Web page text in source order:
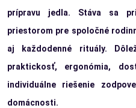
prípravu jedla. Stáva sa
priestorom pre spoločné
aj každodenné rituály.
praktickosť, ergonómia,
individuálne riešenie
domácnosti.